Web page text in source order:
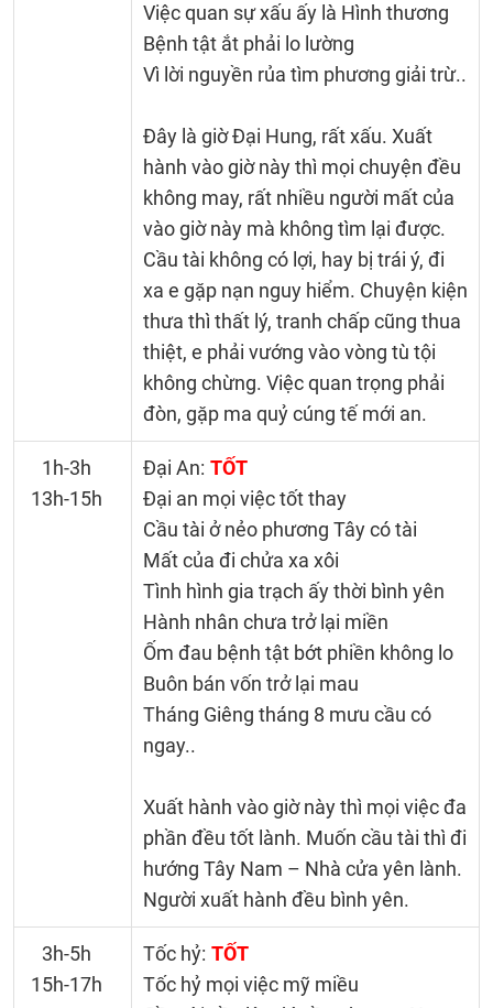
Việc quan sự xấu ấy là Hình thương
Bệnh tật ắt phải lo lường
Vì lời nguyền rủa tìm phương giải trừ..
Đây là giờ Đại Hung, rất xấu. Xuất
hành vào giờ này thì mọi chuyện đều
không may, rất nhiều người mất của
vào giờ này mà không tìm lại được.
Cầu tài không có lợi, hay bị trái ý, đi
xa e gặp nạn nguy hiểm. Chuyện kiện
thưa thì thất lý, tranh chấp cũng thua
thiệt, e phải vướng vào vòng tù tội
không chừng. Việc quan trọng phải
đòn, gặp ma quỷ cúng tế mới an.
1h-3h
13h-15h
Đại An: TỐT
Đại an mọi việc tốt thay
Cầu tài ở nẻo phương Tây có tài
Mất của đi chửa xa xôi
Tình hình gia trạch ấy thời bình yên
Hành nhân chưa trở lại miền
Ốm đau bệnh tật bớt phiền không lo
Buôn bán vốn trở lại mau
Tháng Giêng tháng 8 mưu cầu có
ngay..
Xuất hành vào giờ này thì mọi việc đa
phần đều tốt lành. Muốn cầu tài thì đi
hướng Tây Nam – Nhà cửa yên lành.
Người xuất hành đều bình yên.
3h-5h
15h-17h
Tốc hỷ: TỐT
Tốc hỷ mọi việc mỹ miều